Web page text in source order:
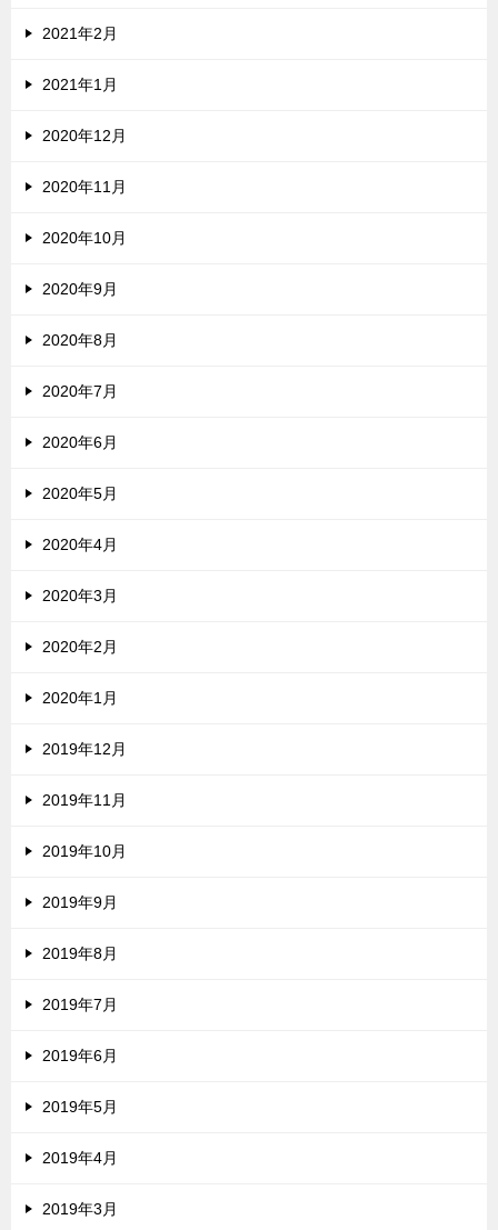
2021年2月
2021年1月
2020年12月
2020年11月
2020年10月
2020年9月
2020年8月
2020年7月
2020年6月
2020年5月
2020年4月
2020年3月
2020年2月
2020年1月
2019年12月
2019年11月
2019年10月
2019年9月
2019年8月
2019年7月
2019年6月
2019年5月
2019年4月
2019年3月